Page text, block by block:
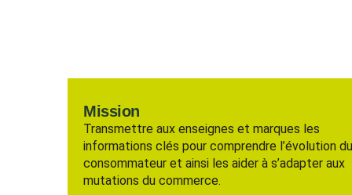
Mission
Transmettre aux enseignes et marques les
informations clés pour comprendre l’évolution
consommateur et ainsi les aider à s’adapter aux
mutations du commerce.